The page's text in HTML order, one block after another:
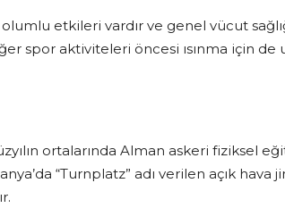
etkileri vardır ve genel vücut
spor aktiviteleri öncesi ısınma için de
ortalarında Alman askeri fiziksel
“Turnplatz” adı verilen açık hava